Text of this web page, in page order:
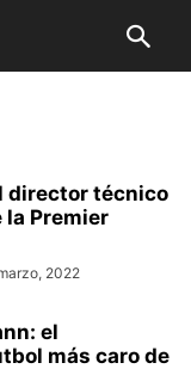
director técnico
la Premier
2022
el
más caro de